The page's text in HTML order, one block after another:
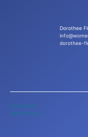
Dorothee
dorothee-
Impressum
Datenschutz